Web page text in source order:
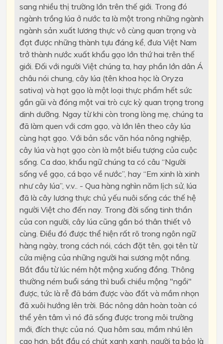
sang nhiều thị trường lớn trên thế giới. Trong đó
ngành trồng lúa ở nước ta là một trong những ngành
ngành sản xuất lương thực vô cùng quan trọng và
đạt được những thành tựu đáng kể, đưa Việt Nam
trở thành nước xuất khẩu gạo lớn thứ hai trên thế
giới. Đối với người Việt chúng ta, hay phần lớn dân Á
châu nói chung, cây lúa (tên khoa học là Oryza
sativa) và hạt gạo là một loại thực phẩm hết sức
gần gũi và đóng một vai trò cực kỳ quan trọng trong
dinh dưỡng. Ngay từ khi còn trong lòng mẹ, chúng ta
đã làm quen với cơm gạo, và lớn lên theo cây lúa
cùng hạt gạo. Với bản sắc văn hóa nông nghiệp,
cây lúa và hạt gạo còn là một biểu tượng của cuộc
sống. Ca dao, khẩu ngữ chúng ta có câu “Người
sống về gạo, cá bạo về nước”, hay “Em xinh là xinh
như cây lúa”, v.v.. - Qua hàng nghìn năm lịch sử, lúa
đã là cây lương thực chủ yếu nuôi sống các thế hệ
người Việt cho đến nay. Trong đời sống tinh thần
của con người, cây lúa cũng gắn bó thân thiết vô
cùng. Điều đó được thể hiện rất rõ trong ngôn ngữ
hàng ngày, trong cách nói, cách đặt tên, gọi tên từ
cửa miệng của những người hai sương một nắng.
Bắt đầu từ lúc ném hột mộng xuống đồng. Thông
thường ném buổi sáng thì buổi chiều mộng "ngồi"
được, tức là rễ đã bám được vào đất và mầm nhọn
đã xuôi hướng lên trời. Bác nông dân hoàn toàn có
thể yên tâm vì nó đã sống được trong môi trường
mới, đích thực của nó. Qua hôm sau, mầm nhú lên
cao hơn, bắt đầu có chút xanh xanh, người ta bảo là